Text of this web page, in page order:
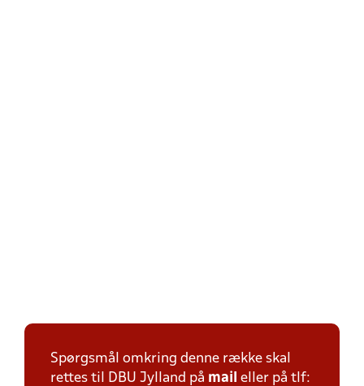
Spørgsmål omkring denne række skal
rettes til DBU Jylland på mail eller på tlf: